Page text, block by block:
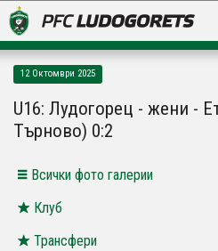
LUDOGORETS TV
НА ТЕРЕНА
СТАДИОН & БАЗИ
12 Октомври 2025
U16: Лудогорец - жени -
Търново) 0:2
Всички фото галерии
Клуб
Трансфери